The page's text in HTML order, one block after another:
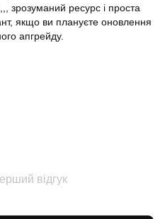
зрозуманий ресурс і проста
якщо ви плануєте оновлення
апгрейду.
відгук